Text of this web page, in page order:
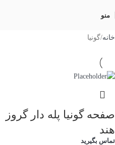
منو
خانه گونیا
صفحه گونیا پله دار گروز
هند
تماس بگیرید